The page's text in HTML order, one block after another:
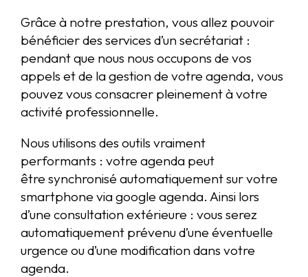
Grâce à notre prestation, vous allez pouvoir
bénéficier des services d’un secrétariat :
pendant que nous nous occupons de vos
appels et de la gestion de votre agenda, vous
pouvez vous consacrer pleinement à votre
activité professionnelle.
Nous utilisons des outils vraiment
performants : votre agenda peut
être synchronisé automatiquement sur votre
smartphone via google agenda. Ainsi lors
d’une consultation extérieure : vous serez
automatiquement prévenu d’une éventuelle
urgence ou d’une modification dans votre
agenda.